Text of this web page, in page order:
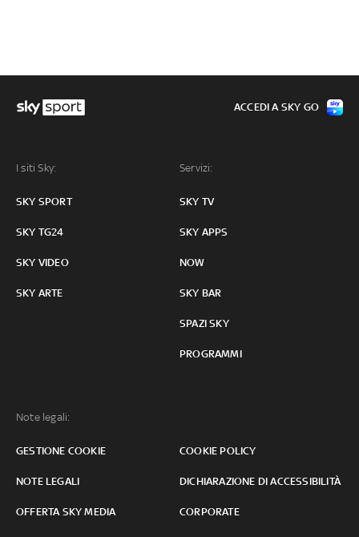
I siti Sky:
SKY SPORT
SKY TG24
SKY VIDEO
SKY ARTE
Servizi:
SKY TV
SKY APPS
NOW
SKY BAR
SPAZI SKY
PROGRAMMI
Note legali:
GESTIONE COOKIE COOKIE POLICY
NOTE LEGALI DICHIARAZIONE DI ACCESSIBILITÀ
OFFERTA SKY MEDIA CORPORATE
ACCEDI A SKY GO